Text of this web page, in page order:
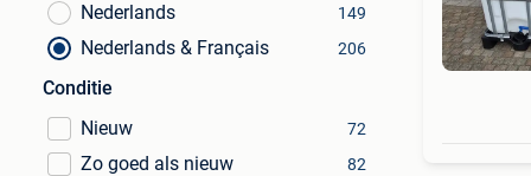
Nederlands 149
Nederlands & Français 206
Conditie
Nieuw
72
Zo goed als nieuw 82